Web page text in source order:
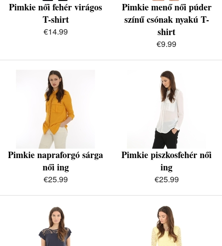
Pimkie női fehér virágos
T-shirt
€14.99
Pimkie menő női púder
színű csónak nyakú T-
shirt
€9.99
Pimkie napraforgó sárga
női ing
€25.99
Pimkie piszkosfehér női
ing
€25.99